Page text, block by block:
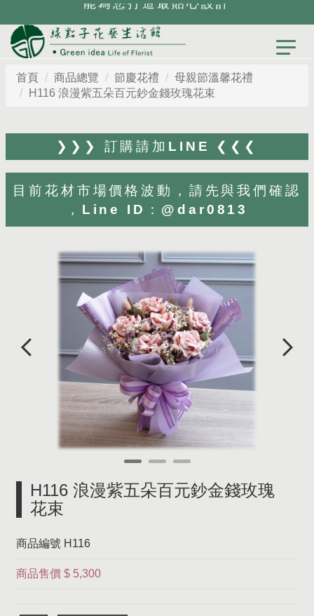
首頁 商品總覽 節慶花禮
母親節溫馨花禮
H116 浪漫紫五朵百元鈔金錢玫瑰花束
❯❯❯ 訂購請加LINE ❮❮❮
目前花材市場價格波動，請先與我們確認
，Line ID：@dar0813
H116 浪漫紫五朵百元鈔金錢玫瑰
花束
商品編號 H116
商品售價 $ 5,300